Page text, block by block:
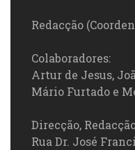
Redacção
Colaboradores:
Artur de Jesus,
Mário Furtado e
Direcção,
Rua Dr. José